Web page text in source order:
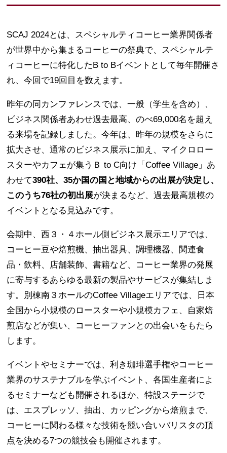
SCAJ 2024とは、スペシャルティコーヒー業界関係者
が世界中から集まるコーヒーの祭典で、スペシャルテ
ィコーヒーに特化したB to Bイベントとして毎年開催さ
れ、今回で19回目を数えます。
昨年の同カンファレンスでは、一般（学生を含め）、
ビジネス関係者あわせ過去最高、のべ69,000名を超え
る来場を記録しました。今年は、昨年の規模をさらに
拡大させ、通常のビジネス展示に加え、マイクロロー
スターやカフェが集うＢ to C向け「Coffee Village」あ
わせて390社、35か国の国と地域からの出展が決定し、
このうち76社の初出展が決まるなど、過去最高規模の
イベントとなる見込みです。
会期中、西３・４ホール側ビジネス展示エリアでは、
コーヒー豆や焙煎機、抽出器具、調理機器、関連食
品・飲料、店舗装飾、書籍など、コーヒー業界の発展
に寄与するあらゆる最新の製品やサービスが集結しま
す。別棟南３ホールのCoffee Villageエリアでは、日本
全国から小規模のロースターや小規模カフェ、自家焙
煎店などが集い、コーヒーファンとの出会いをもたら
します。
イベントやセミナーでは、利き珈琲選手権やコーヒー
業界のサステナブルを学ぶイベント、各国生産者によ
るセミナーなども開催されるほか、特設ステージで
は、エスプレッソ、抽出、カッピングから焙煎まで、
コーヒーに関わる様々な技術を競い合いバリスタの頂
点を決める7つの競技会も開催されます。